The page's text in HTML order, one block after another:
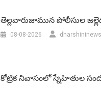
తెల్లవారుజామున పోలీసుల
08-08-2026 dharshininews
కోట్రిక నివాసంలో స్నేహితుల